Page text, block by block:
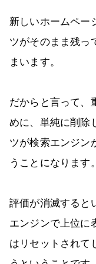
新しいホームペー
ツがそのまま残っ
まいます。
だからと言って、
めに、単純に削除
ツが検索エンジン
うことになります。
評価が消滅すると
エンジンで上位に
はリセットされて